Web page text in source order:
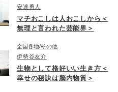
安達勇人
マチおこしは人おこしから＜
無理と言われた芸能界＞
全国各地 その他
伊勢谷友介
生物として格好いい生き方＜
幸せの秘訣は脳内物質＞